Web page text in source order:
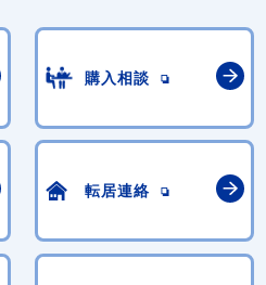
購入相談
転居連絡